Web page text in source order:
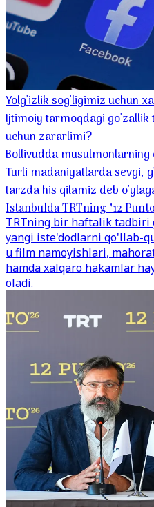
Yolg'izlik sog'ligimiz uchun
Ijtimoiy tarmoqdagi
uchun zararlimi?
Bollivudda
Turli madaniyatlarda sevgi,
tarzda his qilamiz deb
Istanbulda TRTning "12
TRTning bir haftalik
yangi iste'dodlarni qo'llab-
u film namoyishlari,
hamda xalqaro hakamlar
oladi.